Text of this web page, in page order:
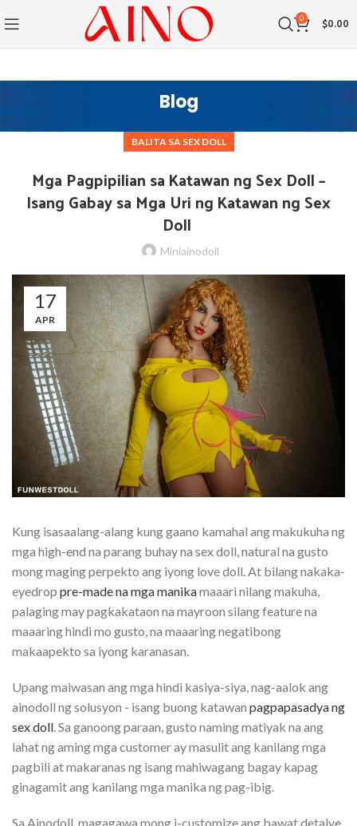
0 $0.00
Blog
BALITA SA SEX DOLL
Mga Pagpipilian sa Katawan ng Sex Doll –
Isang Gabay sa Mga Uri ng Katawan ng Sex
Doll
Miniainodoll
17
APR
Kung isasaalang-alang kung gaano kamahal ang makukuha ng
mga high-end na parang buhay na sex doll, natural na gusto
mong maging perpekto ang iyong love doll. At bilang nakaka-
eyedrop pre-made na mga manikamaaari nilang makuha,
palaging may pagkakataon na mayroon silang feature na
maaaring hindi mo gusto, na maaaring negatibong
makaapekto sa iyong karanasan.
Upang maiwasan ang mga hindi kasiya-siya, nag-aalok ang
ainodoll ng solusyon - isang buong katawan pagpapasadya ng
sex doll. Sa ganoong paraan, gusto naming matiyak na ang
lahat ng aming mga customer ay masulit ang kanilang mga
pagbili at makaranas ng isang mahiwagang bagay kapag
ginagamit ang kanilang mga manika ng pag-ibig.
Sa Ainodoll, magagawa mong i-customize ang bawat detalye